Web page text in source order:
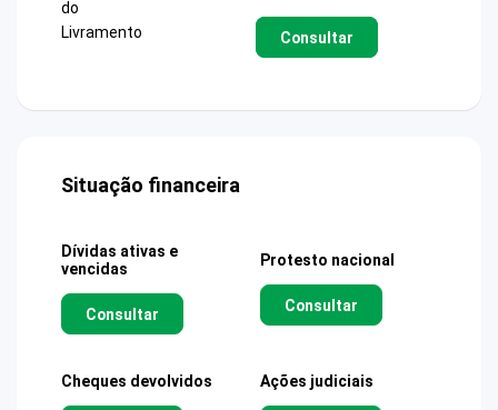
do
Livramento
Consultar
Situação financeira
Dívidas ativas e
vencidas
Consultar
Protesto nacional
Consultar
Cheques devolvidos Ações judiciais